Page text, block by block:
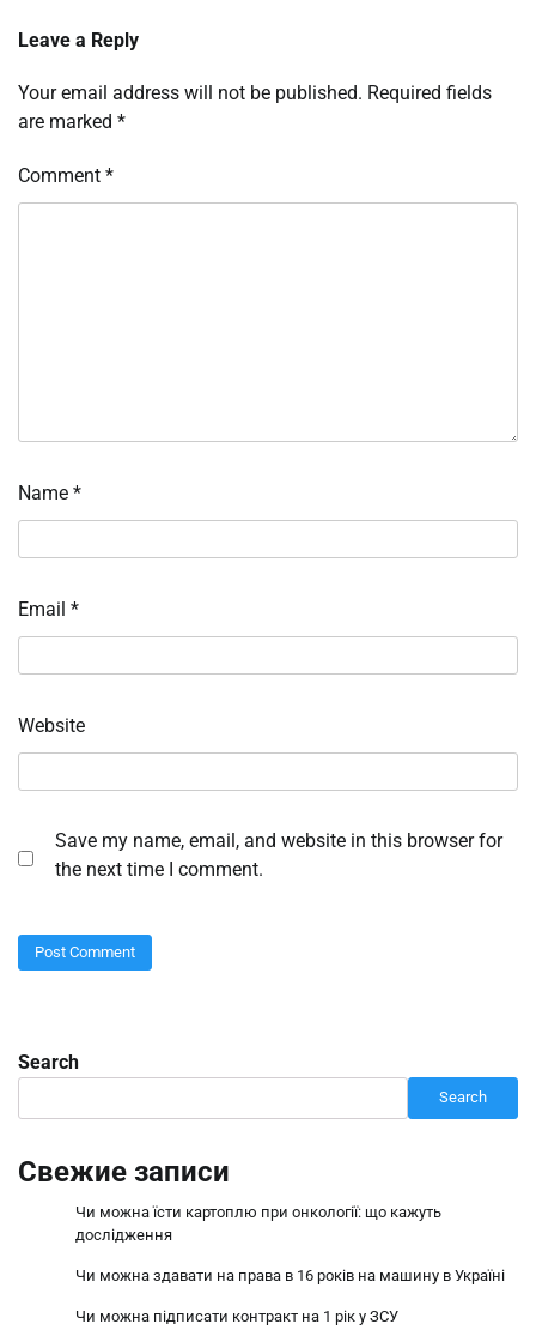
Leave a Reply
Your email address will not be published. Required fields
are marked *
Comment *
Name *
Email *
Website
Save my name, email, and website in this browser for
the next time I comment.
Search
Search
Свежие записи
Чи можна їсти картоплю при онкології: що кажуть
дослідження
Чи можна здавати на права в 16 років на машину в Україні
Чи можна підписати контракт на 1 рік у ЗСУ